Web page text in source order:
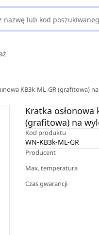
KB3k-ML-GR (grafitowa)
Kratka osłonowa
(grafitowa) na
Kod produktu
WN-KB3k-ML-GR
Producent
Max. temperatura
Czas gwarancji